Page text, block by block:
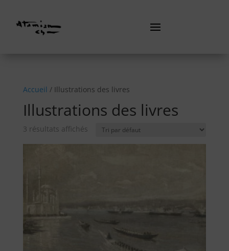
Accueil / Illustrations des livres
Illustrations des livres
3 résultats affichés